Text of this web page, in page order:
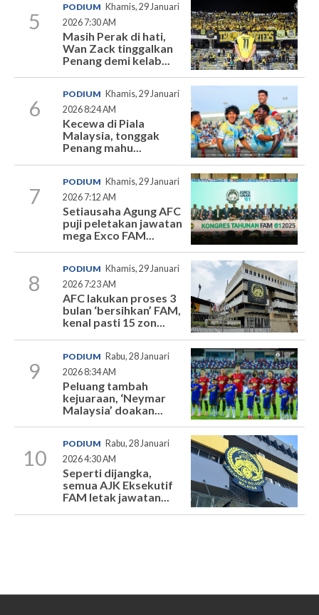
5
PODIUM Khamis, 29 Januari
2026 7:30 AM
Masih Perak di hati,
Wan Zack tinggalkan
Penang demi kelab...
6
PODIUM Khamis, 29 Januari
2026 8:24 AM
Kecewa di Piala
Malaysia, tonggak
Penang mahu...
7
PODIUM Khamis, 29 Januari
2026 7:12 AM
Setiausaha Agung AFC
puji peletakan jawatan
mega Exco FAM...
8
PODIUM Khamis, 29 Januari
2026 7:23 AM
AFC lakukan proses 3
bulan ‘bersihkan’ FAM,
kenal pasti 15 zon...
9
PODIUM Rabu, 28 Januari
2026 8:34 AM
Peluang tambah
kejuaraan, ‘Neymar
Malaysia’ doakan...
10
PODIUM Rabu, 28 Januari
2026 4:30 AM
Seperti dijangka,
semua AJK Eksekutif
FAM letak jawatan...